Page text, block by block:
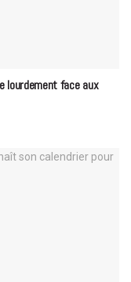
lourdement face aux